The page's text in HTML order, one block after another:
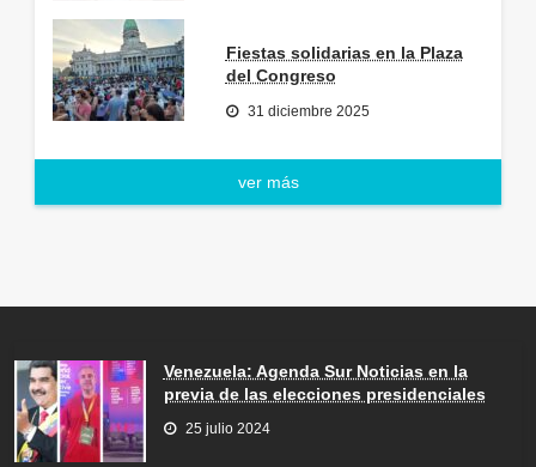
Fiestas solidarias en la Plaza
del Congreso
31 diciembre 2025
ver más
Venezuela: Agenda Sur Noticias en la
previa de las elecciones presidenciales
25 julio 2024